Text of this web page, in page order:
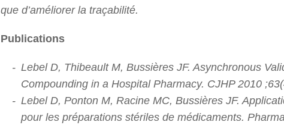
que d’améliorer la traçabilité.
Publications
Lebel D, Thibeault M, Bussières JF. Asynchronous
Compounding in a Hospital Pharmacy. CJHP 2010
Lebel D, Ponton M, Racine MC, Bussières JF.
pour les préparations stériles de médicaments.